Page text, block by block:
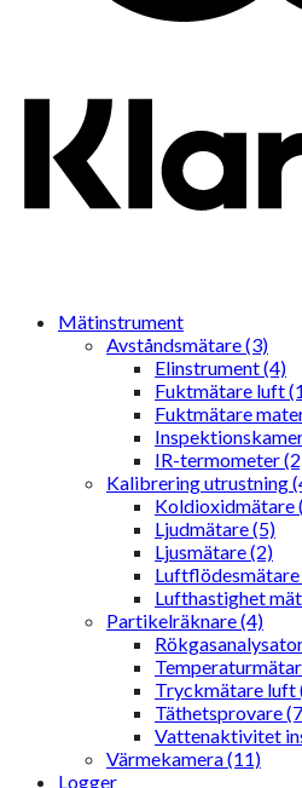
Mätinstrument
Avståndsmätare (3)
Elinstrument (4)
Fuktmätare luft
Fuktmätare
IR-termometer
Kalibrering utrustning
Koldioxidmätare
Ljudmätare (5)
Ljusmätare (2)
Luftflödesmätare
Lufthastighet
Partikelräknare (4)
Tryckmätare luft
Täthetsprovare
Vattenaktivitet
Värmekamera (11)
Logger